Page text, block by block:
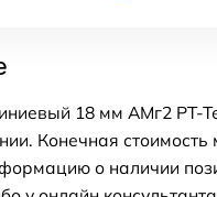
18 мм АМг2 РТ-
Конечная
о наличии